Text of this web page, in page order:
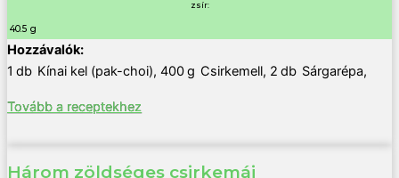
zsír:
40.5 g
1 db Kínai kel (pak-choi), 400g Csirkemell, 2 db Sárgarépa,
Tovább a receptekhez
Három zöldséges csirkemáj